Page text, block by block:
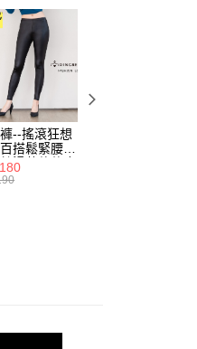
營門市／銀行轉
公司）所提供，讓
將買賣／分期付
帳款。
店將以您的個人
集、處理及利
對及更正。
userRule
AFTEE先享後
帳。
可透過四大超商
成。
取消訂單，請聯
，需透過AFTEE
為準，若有關於
「AFTEE先享後
home
--搖滾狂想
搭鬆緊腰頭
滑薄款仿皮
XL-6L)-R179